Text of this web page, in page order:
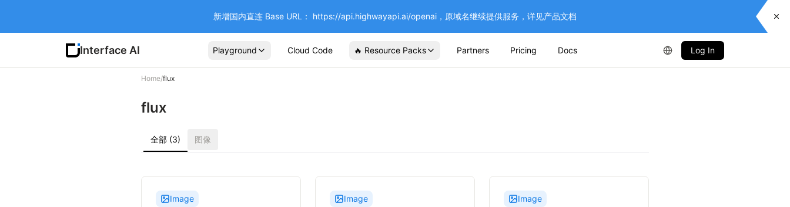
新增国内直连 Base URL： https://api.highwayapi.ai/openai，原域名继续提供服务，详见产品文档
Interface AI Playground Cloud Code 🔥 Resource Packs Partners Pricing Docs Log In
Home/flux
flux
全部 (3) 图像
Image Image Image